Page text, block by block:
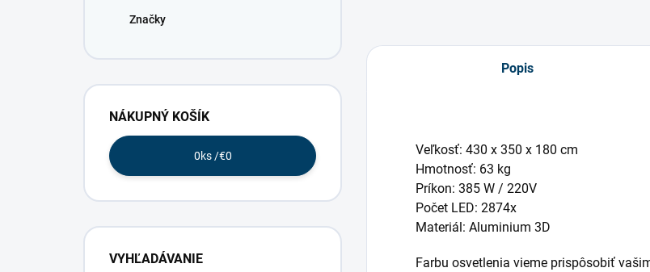
Značky
NÁKUPNÝ KOŠÍK
0ks /€0
VYHĽADÁVANIE
Popis
Veľkosť: 430 x 350 x 180 cm
Hmotnosť: 63 kg
Príkon: 385 W / 220V
Počet LED: 2874x
Materiál: Aluminium 3D
Farbu osvetlenia vieme prispôsobiť